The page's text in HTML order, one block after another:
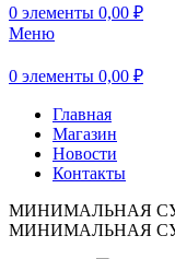
0 элементы 0,00 ₽
Меню
0 элементы 0,00 ₽
Главная
Магазин
Новости
Контакты
МИНИМАЛЬНАЯ
МИНИМАЛЬНАЯ